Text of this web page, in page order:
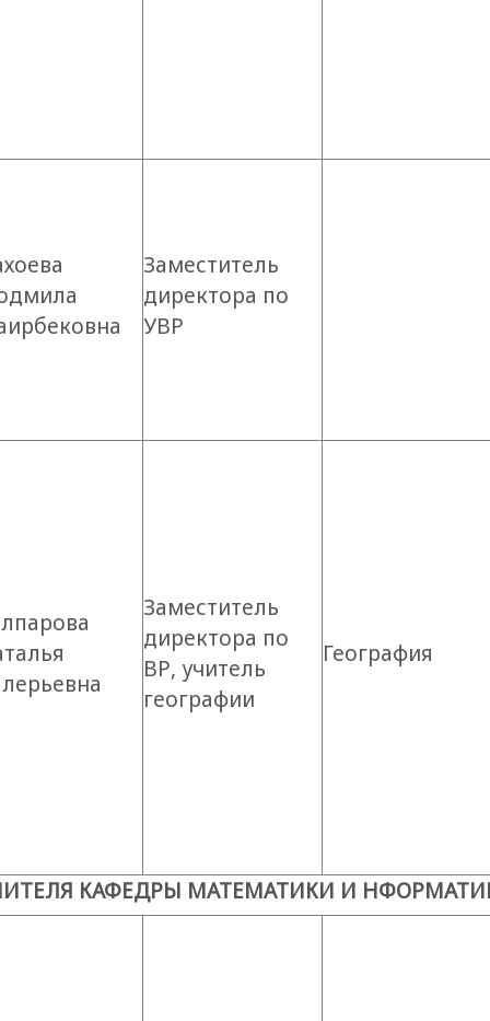
Заместитель
директора по
УВР
Заместитель
директора по
ВР, учитель
географии
География
КАФЕДРЫ МАТЕМАТИКИ И